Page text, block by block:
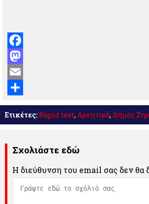
Facebook
Mastodon
Email
Μοιραστείτε
Ετικέτες: Rapid test, Αρνητικά, Δήμος
Σχολιάστε εδώ
Η διεύθυνση του email σας δεν θα